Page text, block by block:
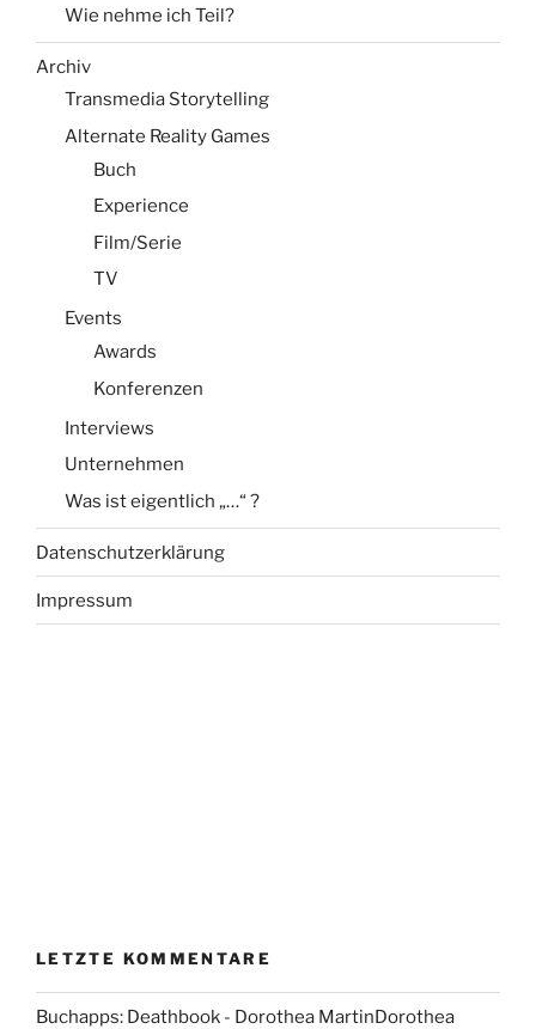
Wie nehme ich Teil?
Archiv
Transmedia Storytelling
Alternate Reality Games
Buch
Experience
Film/Serie
TV
Events
Awards
Konferenzen
Interviews
Unternehmen
Was ist eigentlich „…“ ?
Datenschutzerklärung
Impressum
LETZTE KOMMENTARE
Buchapps: Deathbook - Dorothea MartinDorothea